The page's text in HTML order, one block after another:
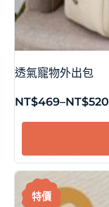
透氣寵物外出包
NT$469–NT$520
特價